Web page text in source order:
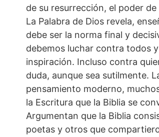
de su resurrección, el poder
La Palabra de Dios revela,
debe ser la norma final y
debemos luchar contra todos
inspiración. Incluso contra
duda, aunque sea sutilmente.
pensamiento moderno,
la Escritura que la Biblia se
Argumentan que la Biblia
poetas y otros que